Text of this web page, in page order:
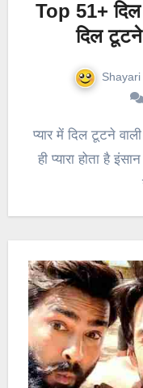
Top 51+ दिल
दिल
Shayari
प्यार में दिल टूटने वाली शायरी 2 Line – प्यार का एहसास बहुत
ही प्यारा होता है